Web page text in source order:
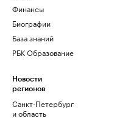
Финансы
Биографии
База знаний
РБК Образование
Новости
регионов
Санкт-Петербург
и область